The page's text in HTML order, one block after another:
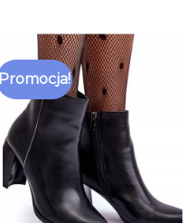
Promocja!